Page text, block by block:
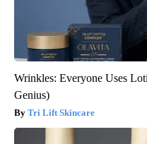
Wrinkles: Everyone Uses
Genius)
Tri Lift Skincare